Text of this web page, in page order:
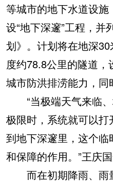
等城市的地下水道设
设“地下深邃”工程，并
划》。计划将在地深
度约78.8公里的隧道
城市防洪排涝能力，同
“当极端天气来临、
极限时，系统就可以
到地下深邃里，这个临
和保障的作用。”王庆国
而在初期降雨、雨